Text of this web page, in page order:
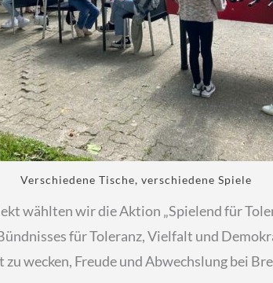
Verschiedene Tische, verschiedene Spiele
wählten wir die Aktion „Spielend für
für Toleranz, Vielfalt und
zu wecken, Freude und Abwechslung bei